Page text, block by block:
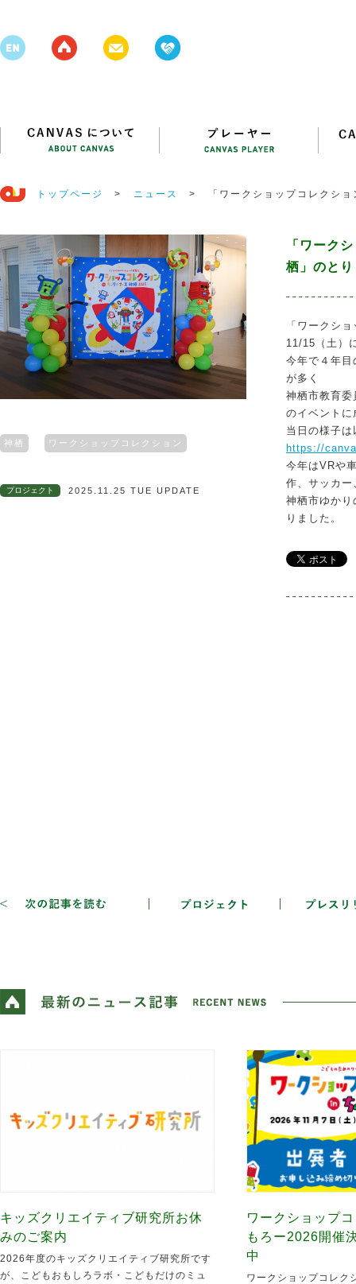
トップページ > ニュース > 「ワークショップコレクシ
神栖 ワークショップコレクション
プロジェクト 2025.11.25 TUE UPDATE
「ワーク
栖」のと
「ワークシ
11/15（土）
今年で４年
が多く
神栖市教育
のイベント
当日の様子
https://
今年はVRや
作、サッカ
神栖市ゆか
りました。
キッズクリエイティブ研究所お休
みのご案内
2026年度のキッズクリエイティブ研究所です
が、こどもおもしろラボ・こどもだけのミュ
ワークショップ
もろー2026開催
中
ワークショップコレク